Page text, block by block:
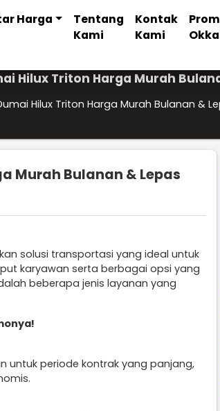
Harga
Tentang
Kami
Kontak
Kami
Hilux Triton Harga Murah
Hilux Triton Harga Murah Bulanan &
Murah Bulanan & Lepas
solusi transportasi yang ideal untuk
karyawan serta berbagai opsi yang
beberapa jenis layanan yang
untuk periode kontrak yang panjang,